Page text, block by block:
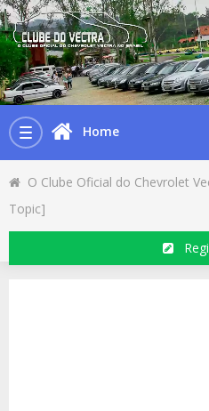
Toggle
navigation
Home
O Clube Oficial do Chevrolet
Topic]